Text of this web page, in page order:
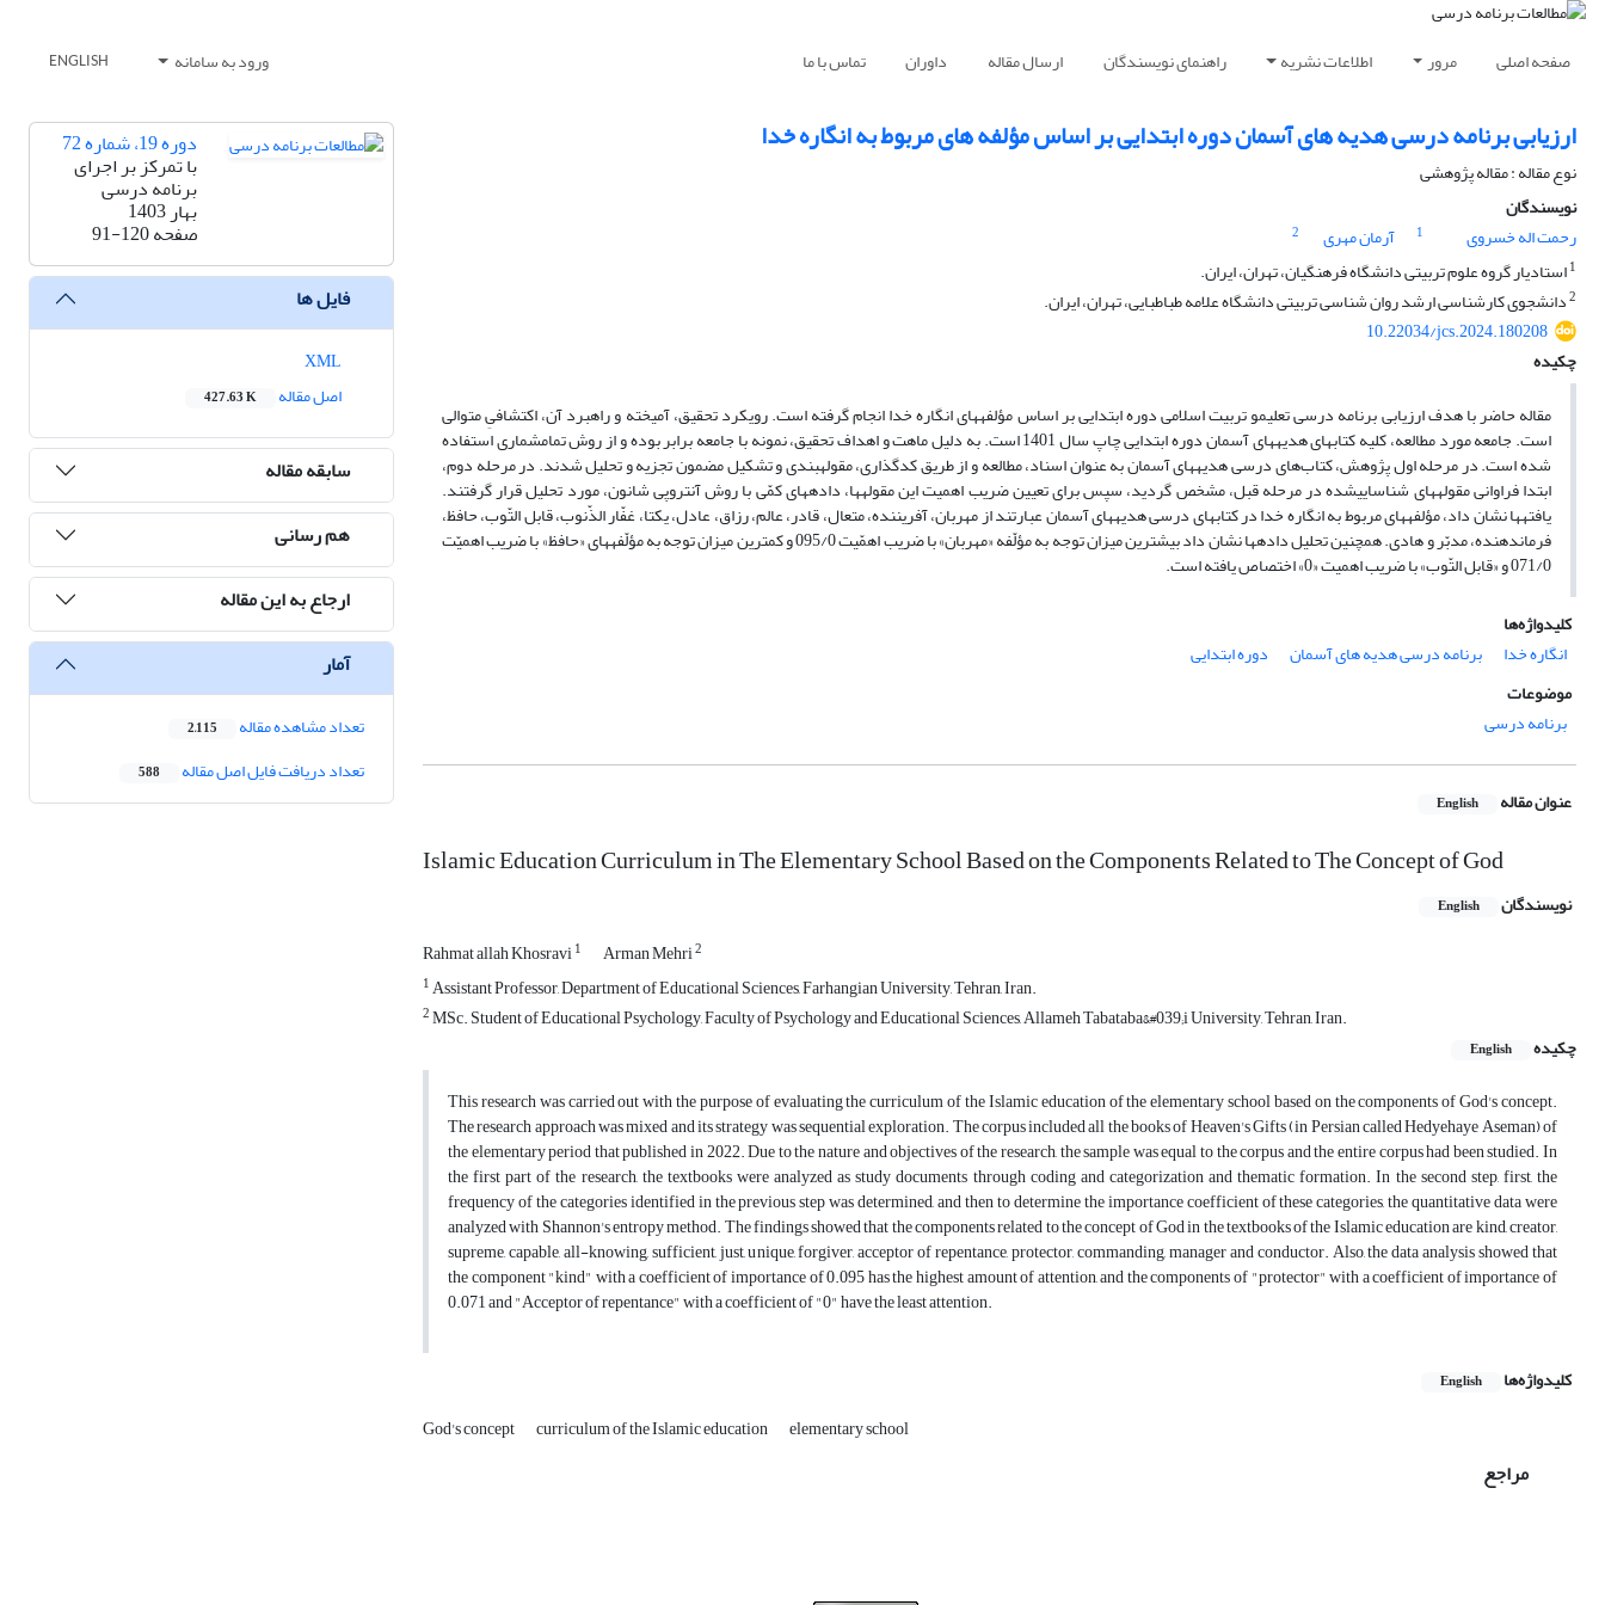
صفحه اصلی مرور اطلاعات نشریه راهنمای نویسندگان ارسال مقاله داوران تماس با ما ورود به سامانه ENGLISH
ارزیابی برنامه درسی هدیه های آسمان دوره ابتدایی بر اساس مؤلفه های مربوط به انگاره خدا
نوع مقاله : مقاله پژوهشی
نویسندگان
رحمت اله خسروی
1 آرمان مهری
2
1استادیار گروه علوم تربیتی دانشگاه فرهنگیان، تهران، ایران.
2دانشجوی کارشناسی ارشد روان شناسی تربیتی دانشگاه علامه طباطبایی، تهران، ایران.
10.22034/jcs.2024.180208
چکیده
مقاله حاضر با هدف ارزیابی برنامه درسی تعلیم­و تربیت اسلامی دوره ابتدایی بر اساس مؤلفه­ها­­ی انگاره خدا انجام گرفته است. رویکرد تحقیق، آمیخته و راهبرد آن، اکتشافیِ متوالی
است. جامعه مورد مطالعه، کلیه کتاب­های هدیه­های آسمان دوره ابتدایی چاپ سال 1401 است. به دلیل ماهت و اهداف تحقیق، نمونه با جامعه برابر بوده و از روش تمام­شماری استفاده
شده است. در مرحله اول پژوهش، کتاب‌های درسی هدیه­های آسمان به عنوان اسناد، مطالعه و از طریق کدگذاری، مقوله­بندی و تشکیل مضمون تجزیه و تحلیل شدند. در مرحله دوم،
ابتدا فراوانی مقوله­های شناسایی­شده در مرحله قبل، مشخص گردید، سپس برای تعیین ضریب اهمیت این مقوله­ها، داده­های­ کمّی با روش آنتروپی شانون، مورد تحلیل قرار گرفتند.
یافته­ها نشان داد، مؤلفه­های مربوط به انگاره خدا در کتاب­های درسی هدیه­های آسمان عبارتند از مهربان، آفریننده، متعال، قادر، عالم، رزاق، عادل، یکتا، غفّار الذّنوب، قابل التّوب، حافظ،
فرمان­دهنده، مدبّر و هادی. همچنین تحلیل داده­ها نشان داد بیشترین میزان توجه به مؤلّفه «مهربان» با ضریب اهمّیت 095/0 و کمترین میزان توجه به مؤلّفه­ها­ی «حافظ» با ضریب اهمیّت
071/0 و «قابل التّوب» با ضریب اهمیت «0» اختصاص یافته است.
کلیدواژه‌ها
انگاره خدا
برنامه درسی هدیه های آسمان
دوره ابتدایی
موضوعات
برنامه درسی
عنوان مقاله English
Islamic Education Curriculum in The Elementary School Based on the Components Related to The Concept of God
نویسندگان English
Rahmat allah Khosravi1 Arman Mehri2
1Assistant Professor, Department of Educational Sciences, Farhangian University, Tehran, Iran.
2MSc. Student of Educational Psychology, Faculty of Psychology and Educational Sciences, Allameh Tabataba&#039;i University, Tehran, Iran.
چکیده
English
This research was carried out with the purpose of evaluating the curriculum of the Islamic education of the elementary school based on the components of God's concept.
The research approach was mixed and its strategy was sequential exploration. The corpus included all the books of Heaven's Gifts (in Persian called Hedyehaye Aseman) of
the elementary period that published in 2022. Due to the nature and objectives of the research, the sample was equal to the corpus and the entire corpus had been studied. In
the first part of the research, the textbooks were analyzed as study documents through coding and categorization and thematic formation. In the second step, first, the
frequency of the categories identified in the previous step was determined, and then to determine the importance coefficient of these categories, the quantitative data were
analyzed with Shannon's entropy method. The findings showed that the components related to the concept of God in the textbooks of the Islamic education are kind, creator,
supreme, capable, all-knowing, sufficient, just, unique, forgiver, acceptor of repentance, protector, commanding, manager and conductor. Also, the data analysis showed that
the component "kind" with a coefficient of importance of 0.095 has the highest amount of attention, and the components of "protector" with a coefficient of importance of
0.071 and "Acceptor of repentance" with a coefficient of "0" have the least attention.
کلیدواژه‌ها English
God's concept curriculum of the Islamic education elementary school
مراجع
دوره 19، شماره 72
با تمرکز بر اجرای
برنامه درسی
بهار 1403
صفحه91-120
فایل ها
اصل مقاله
427.63 K
سابقه مقاله
هم رسانی
ارجاع به این مقاله
آمار
تعداد مشاهده مقاله 2,115
تعداد دریافت فایل اصل مقاله 588